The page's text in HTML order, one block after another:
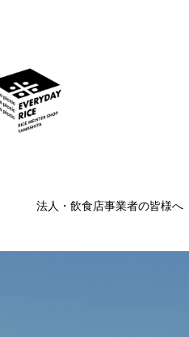
法人・飲食店事業者の皆様へ